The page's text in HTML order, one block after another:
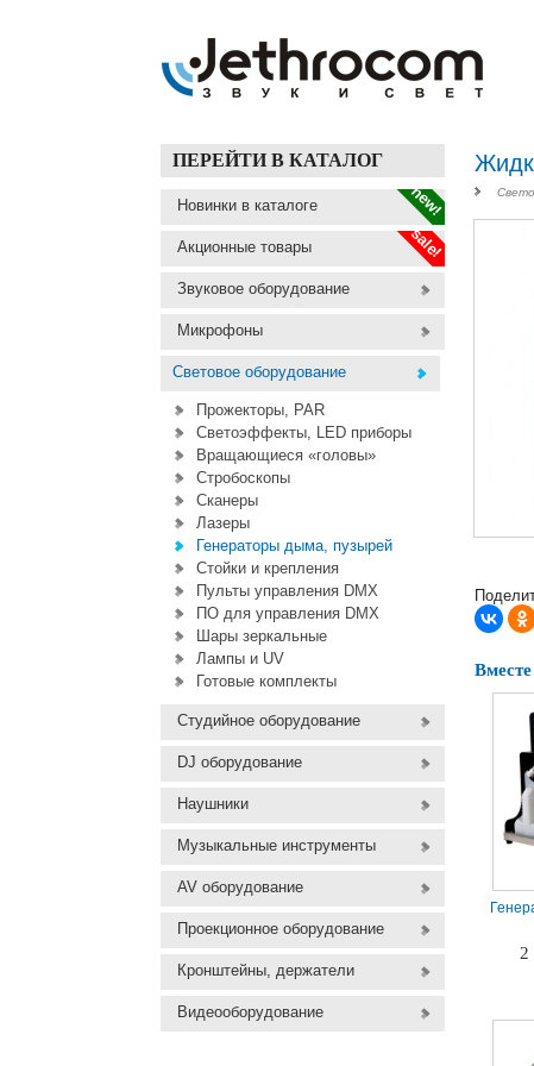
ПЕРЕЙТИ В КАТАЛОГ
new!
Новинки в каталоге
sale!
Акционные товары
Звуковое оборудование
Микрофоны
Световое оборудование
Прожекторы, PAR
Светоэффекты, LED приборы
Вращающиеся «головы»
Стробоскопы
Сканеры
Лазеры
Генераторы дыма, пузырей
Стойки и крепления
Пульты управления DMX
ПО для управления DMX
Шары зеркальные
Лампы и UV
Готовые комплекты
Студийное оборудование
DJ оборудование
Наушники
Музыкальные инструменты
AV оборудование
Проекционное оборудование
Кронштейны, держатели
Видеооборудование
2